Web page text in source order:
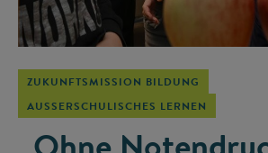
ZUKUNFTSMISSION BILDUNG
AUSSERSCHULISCHES LERNEN